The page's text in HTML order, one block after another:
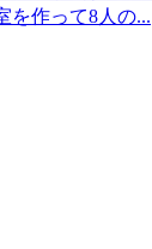
を作って8人の...